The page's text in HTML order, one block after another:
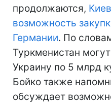
продолжаются, Киев
возможность
Германии. По
Туркменистан
Украину по 5 млрд
Бойко также
обсуждает